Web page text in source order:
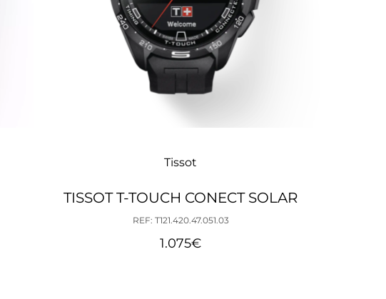
Tissot
TISSOT T-TOUCH CONECT SOLAR
REF: T121.420.47.051.03
1.075€